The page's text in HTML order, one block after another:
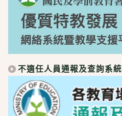
不適任人員通報及查詢系統